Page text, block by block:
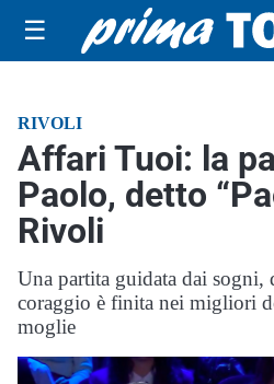
☰
RIVOLI
Affari Tuoi: la
Paolo, detto
Rivoli
Una partita guidata dai
coraggio è finita nei migliori
moglie